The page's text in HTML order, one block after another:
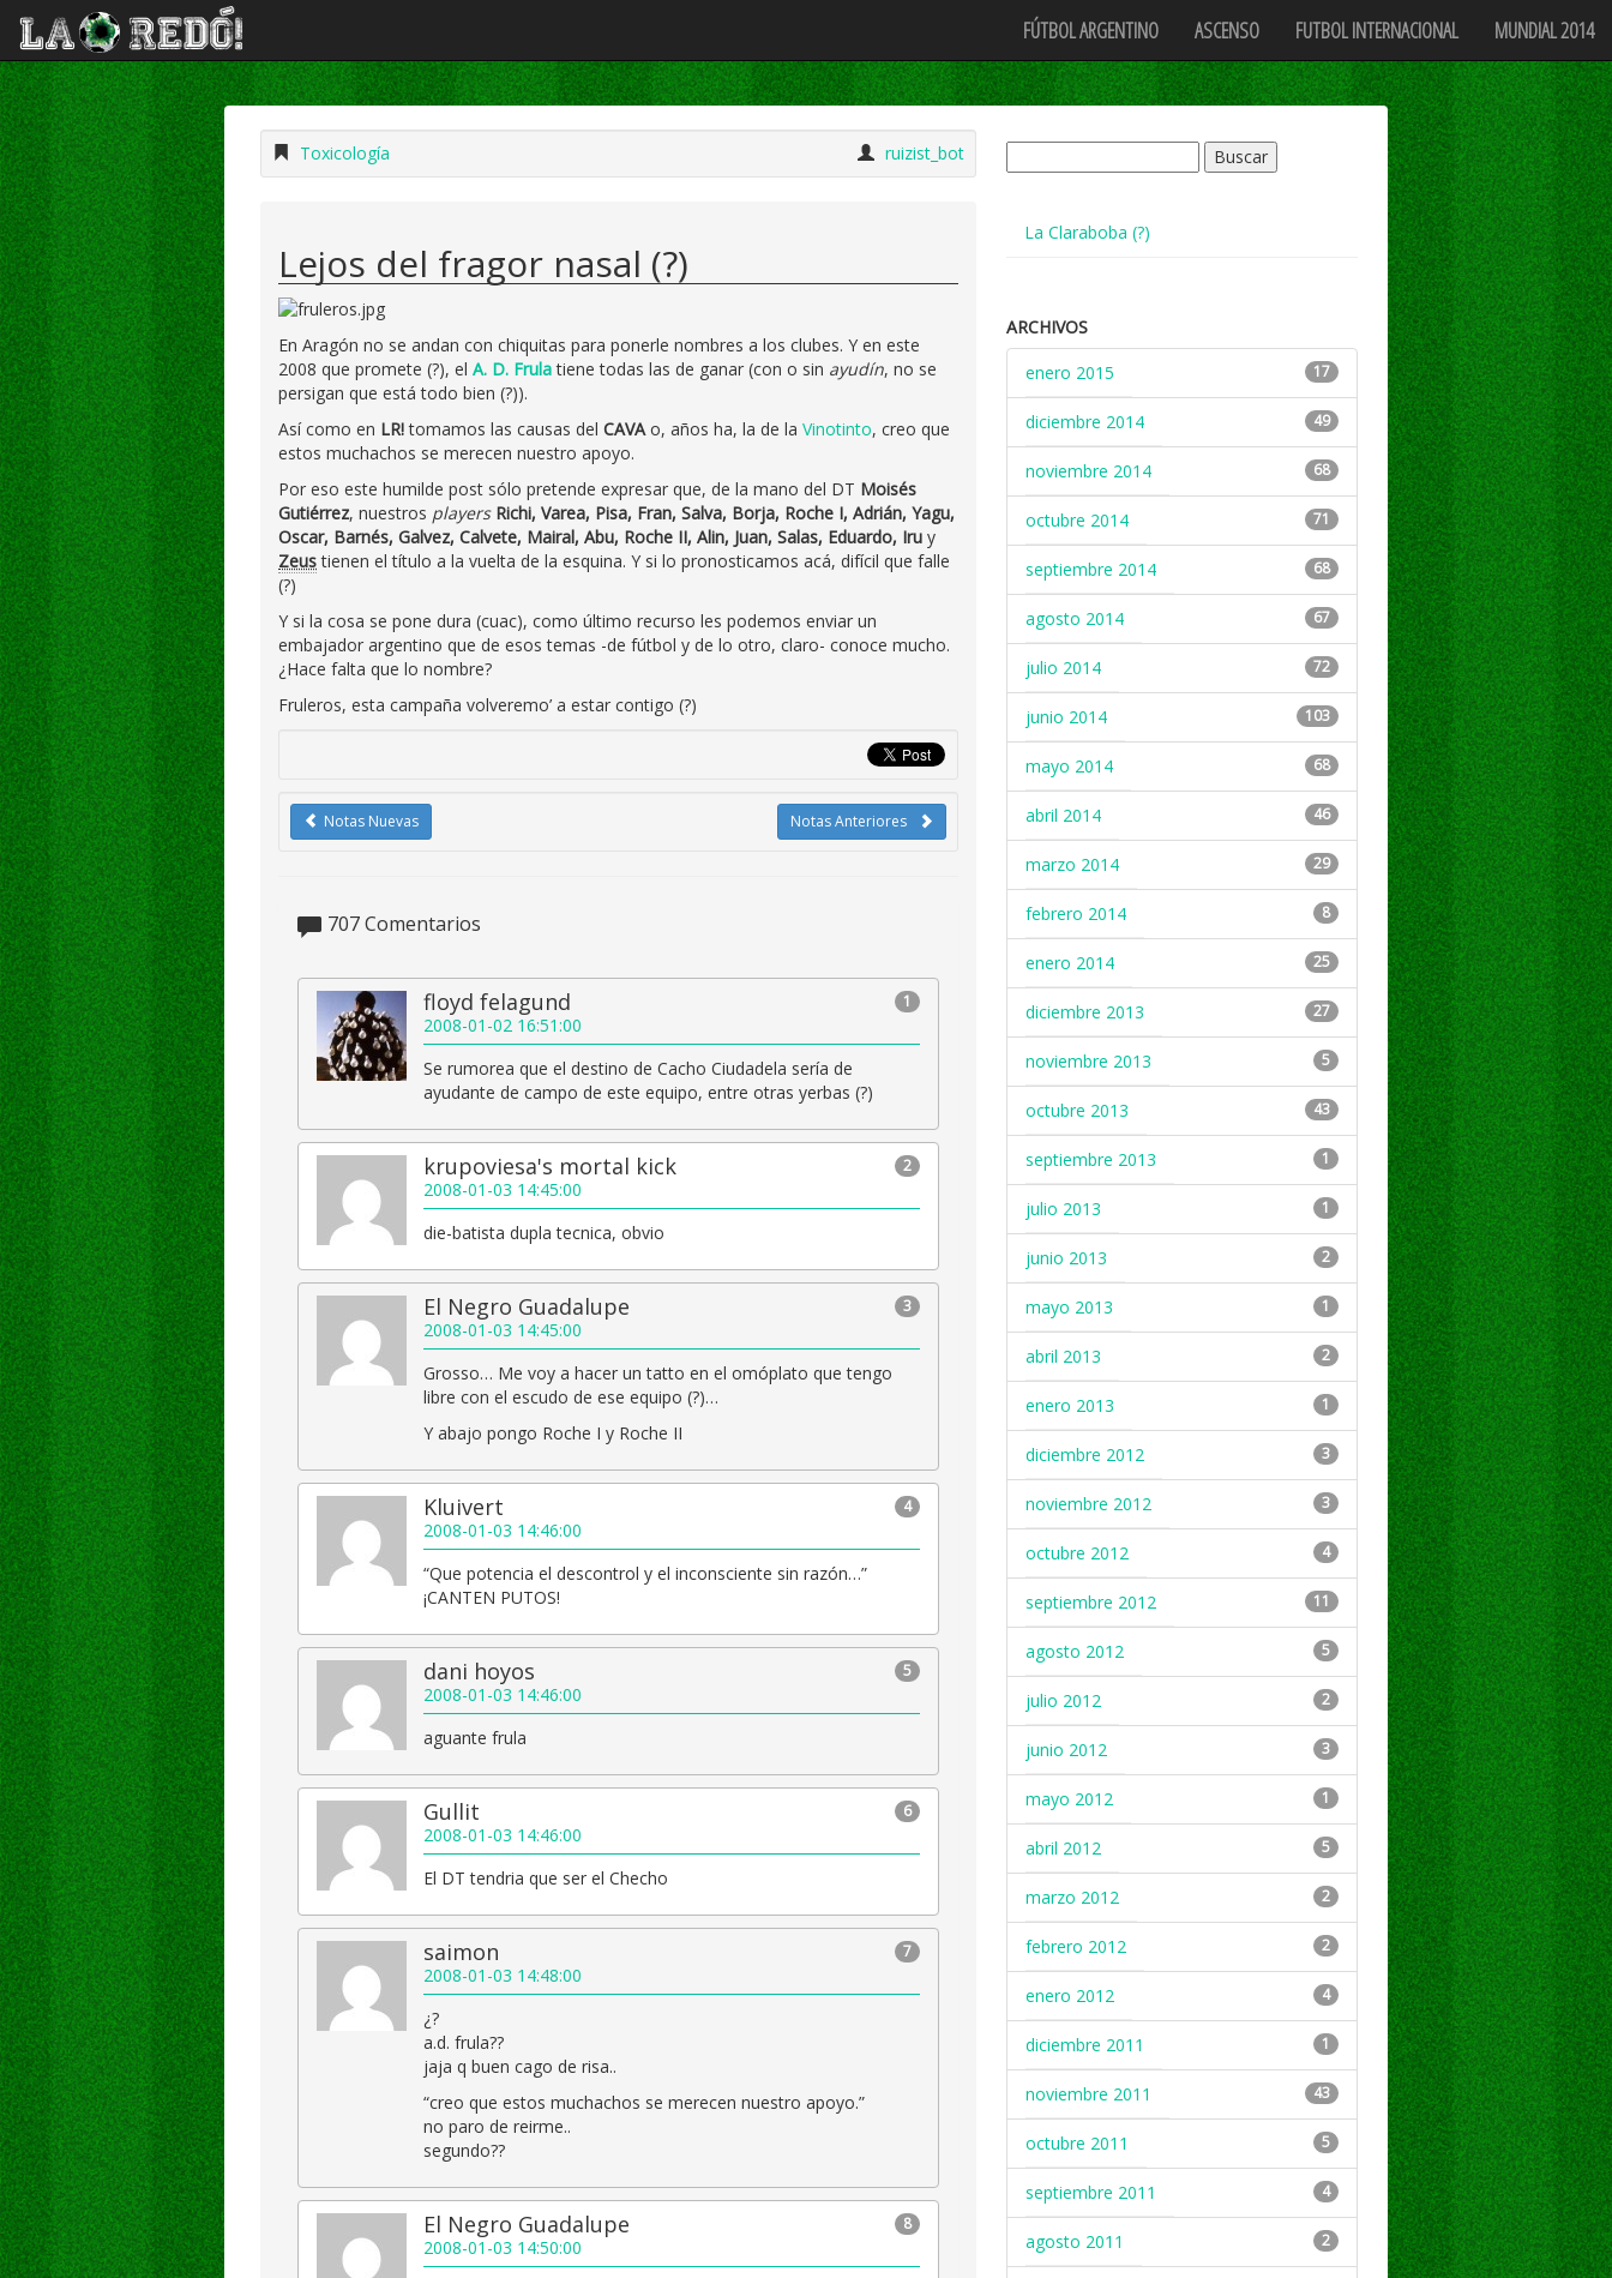
FÚTBOL ARGENTINO ASCENSO FUTBOL INTERNACIONAL MUNDIAL 2014
Toxicología ruizist_bot
Lejos del fragor nasal (?)
En Aragón no se andan con chiquitas para ponerle nombres a los clubes. Y en este
2008 que promete (?), el A. D. Frulatiene todas las de ganar (con o sin ayudín, no se
persigan que está todo bien (?)).
Así como en LR!tomamos las causas del CAVAo, años ha, la de la Vinotinto, creo que
estos muchachos se merecen nuestro apoyo.
Por eso este humilde post sólo pretende expresar que, de la mano del DT Moisés
Gutiérrez, nuestros players Richi, Varea, Pisa, Fran, Salva, Borja, Roche I, Adrián, Yagu,
Oscar, Barnés, Galvez, Calvete, Mairal, Abu, Roche II, Alin, Juan, Salas, Eduardo, Iru y
Zeustienen el título a la vuelta de la esquina. Y si lo pronosticamos acá, difícil que falle
(?)
Y si la cosa se pone dura (cuac), como último recurso les podemos enviar un
embajador argentino que de esos temas -de fútbol y de lo otro, claro- conoce mucho.
¿Hace falta que lo nombre?
Fruleros, esta campaña volveremo’ a estar contigo (?)
Notas Anteriores
Notas Nuevas
707Comentarios
1
floyd felagund
2008-01-02 16:51:00
Se rumorea que el destino de Cacho Ciudadela sería de
ayudante de campo de este equipo, entre otras yerbas (?)
2
krupoviesa's mortal kick
2008-01-03 14:45:00
die-batista dupla tecnica, obvio
3
El Negro Guadalupe
2008-01-03 14:45:00
Grosso… Me voy a hacer un tatto en el omóplato que tengo
libre con el escudo de ese equipo (?)…
Y abajo pongo Roche I y Roche II
4
Kluivert
2008-01-03 14:46:00
“Que potencia el descontrol y el inconsciente sin razón…”
¡CANTEN PUTOS!
5
dani hoyos
2008-01-03 14:46:00
aguante frula
6
Gullit
2008-01-03 14:46:00
El DT tendria que ser el Checho
7
saimon
2008-01-03 14:48:00
¿?
a.d. frula??
jaja q buen cago de risa..
“creo que estos muchachos se merecen nuestro apoyo.”
no paro de reirme..
segundo??
8
El Negro Guadalupe
2008-01-03 14:50:00
La Claraboba (?)
ARCHIVOS
enero 2015
17
diciembre 2014 49
noviembre 2014 68
octubre 2014 71
septiembre 2014 68
agosto 2014 67
julio 2014 72
junio 2014 103
mayo 2014 68
abril 2014 46
marzo 2014 29
febrero 2014 8
enero 2014 25
diciembre 2013 27
noviembre 2013 5
octubre 2013 43
septiembre 2013 1
julio 2013 1
junio 2013 2
mayo 2013 1
abril 2013 2
enero 2013 1
diciembre 2012 3
noviembre 2012 3
octubre 2012 4
septiembre 2012 11
agosto 2012 5
julio 2012 2
junio 2012 3
mayo 2012 1
abril 2012 5
marzo 2012 2
febrero 2012 2
enero 2012 4
diciembre 2011 1
noviembre 2011 43
octubre 2011 5
septiembre 2011 4
agosto 2011 2